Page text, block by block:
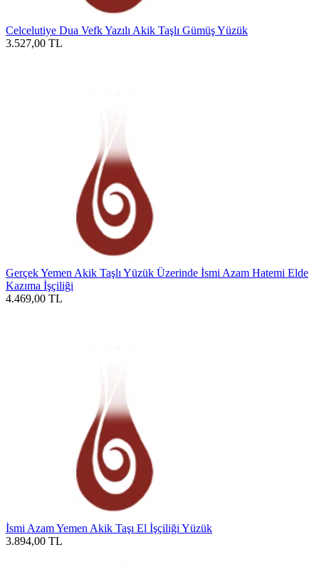
Celcelutiye Dua Vefk Yazılı Akik Taşlı Gümüş Yüzük
3.527,00 TL
Gerçek Yemen Akik Taşlı Yüzük Üzerinde İsmi Azam Hatemi Elde
Kazıma İşçiliği
4.469,00 TL
İsmi Azam Yemen Akik Taşı El İşçiliği Yüzük
3.894,00 TL